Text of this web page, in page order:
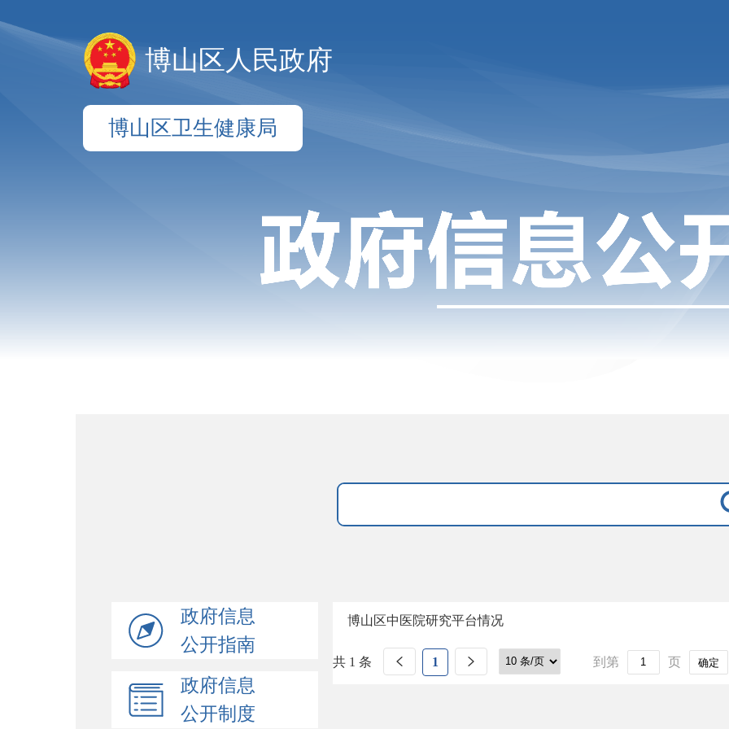
博山区人民政府
博山区卫生健康局
政府信息
公开指南
政府信息
公开制度
博山区中医院研究平台情况
共 1 条 1 到第 页 确定